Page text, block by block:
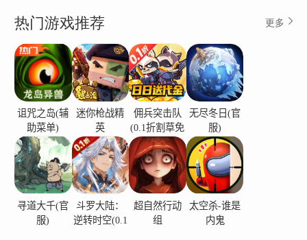
NPC互动：戏弄客人、躲避保安、毁掉所有人的夜
晚。
小游戏：休息一下，玩玩飞镖、台球、保龄球等
等。
热门游戏推荐 更多
诅咒之岛(辅
助菜单)
迷你枪战精
英
佣兵突击队
(0.1折割草免
费版)
无尽冬日(官
服)
寻道大千(官
服)
斗罗大陆：
逆转时空(0.1
超自然行动
组
太空杀-谁是
内鬼